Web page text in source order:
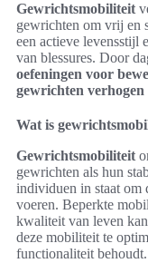
Gewrichtsmobiliteit
gewrichten om vrij en
een actieve levensstijl
van blessures. Door
oefeningen voor
gewrichten verhogen
Wat is
Gewrichtsmobiliteit
gewrichten als hun
individuen in staat om
voeren. Beperkte
kwaliteit van leven
deze mobiliteit te
functionaliteit behoudt.